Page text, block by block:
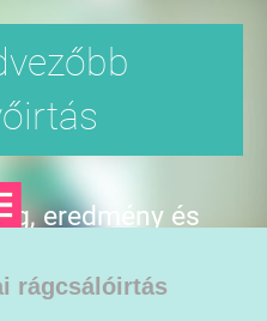
eredmény és
rágcsálóirtás